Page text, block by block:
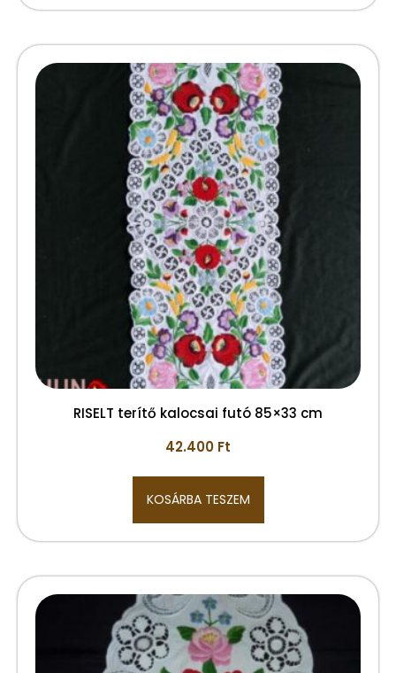
RISELT terítő kalocsai futó 85×33 cm
42.400 Ft
KOSÁRBA TESZEM